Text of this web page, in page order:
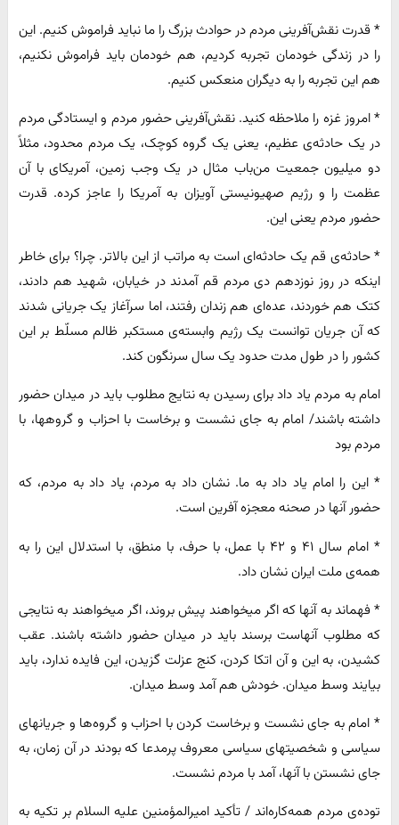
* قدرت نقش‌آفرینی مردم در حوادث بزرگ را ما نباید فراموش کنیم. این
را در زندگی خودمان تجربه کردیم، هم خودمان باید فراموش نکنیم،
هم این تجربه را به دیگران منعکس کنیم.
* امروز غزه را ملاحظه کنید. نقش‌آفرینی حضور مردم و ایستادگی مردم
در یک حادثه‌ی عظیم، یعنی یک گروه کوچک، یک مردم محدود، مثلاً
دو میلیون جمعیت من‌باب مثال در یک وجب زمین، آمریکای با آن
عظمت را و رژیم صهیونیستی آویزان به آمریکا را عاجز کرده. قدرت
حضور مردم یعنی این.
* حادثه‌ی قم یک حادثه‌ای است به مراتب از این بالاتر. چرا؟ برای خاطر
اینکه در روز نوزدهم دی مردم قم آمدند در خیابان، شهید هم دادند،
کتک هم خوردند، عده‌ای هم زندان رفتند، اما سرآغاز یک جریانی شدند
که آن جریان توانست یک رژیم وابسته‌ی مستکبر ظالم مسلّط بر این
کشور را در طول مدت حدود یک سال سرنگون کند.
امام به مردم یاد داد برای رسیدن به نتایج مطلوب باید در میدان حضور
داشته باشند/ امام به جای نشست و برخاست با احزاب و گروهها، با
مردم بود
* این را امام یاد داد به ما. نشان داد به مردم، یاد داد به مردم،‌ که
حضور آنها در صحنه معجزه آفرین است.
* امام سال ۴۱ و ۴۲ با عمل، با حرف، با منطق، با استدلال این را به
همه‌ی ملت ایران نشان داد.
* فهماند به آنها که اگر میخواهند پیش بروند، اگر میخواهند به نتایجی
که مطلوب آنهاست برسند باید در میدان حضور داشته باشند. عقب
کشیدن، به این و آن اتکا کردن، کنج عزلت گزیدن، این فایده ندارد، باید
بیایند وسط میدان. خودش هم آمد وسط میدان.
* امام به جای نشست و برخاست کردن با احزاب و گروه‌ها و جریانهای
سیاسی و شخصیتهای سیاسی معروف پرمدعا که بودند در آن زمان، به
جای نشستن با آنها، آمد با مردم نشست.
توده‌ی مردم همه‌کاره‌اند / تأکید امیرالمؤمنین علیه السلام بر تکیه به